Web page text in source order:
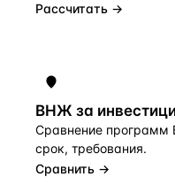
Рассчитать →
ВНЖ за
Сравнение
срок, требования.
Сравнить →